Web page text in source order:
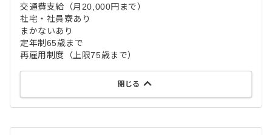
交通費支給（月20,000円まで）
社宅・社員寮あり
まかないあり
定年制65歳まで
再雇用制度（上限75歳まで）
閉じる